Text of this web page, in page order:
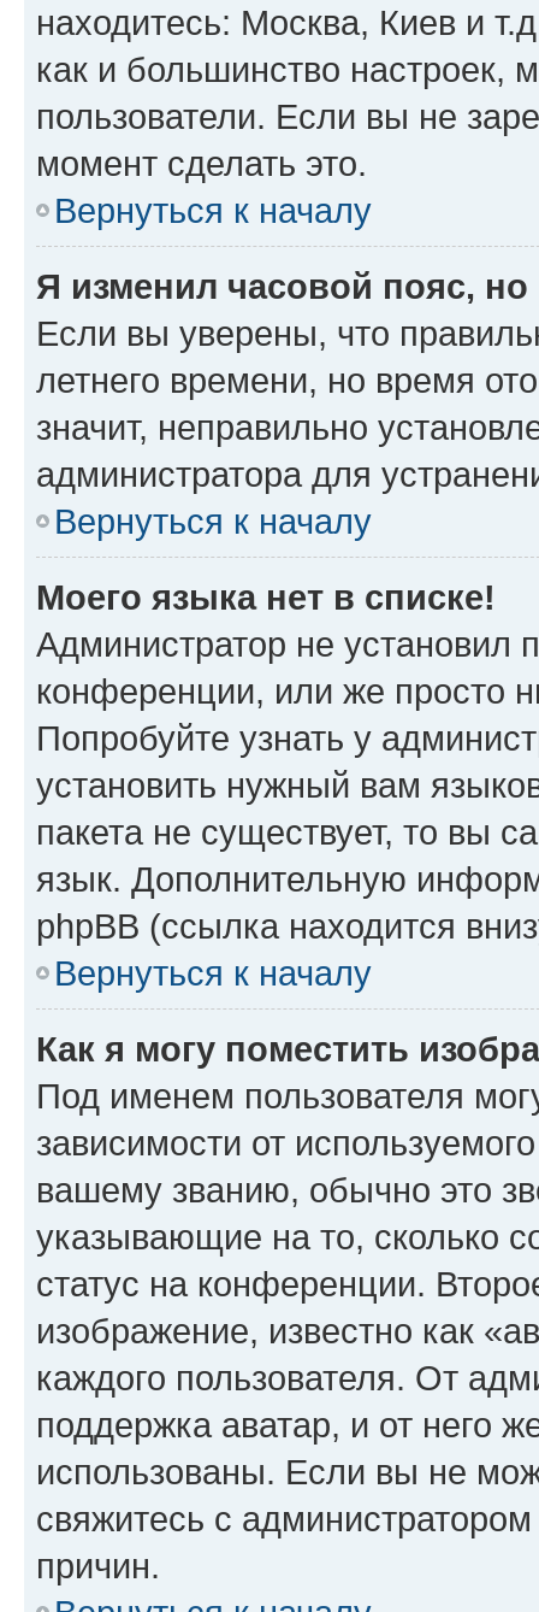
находитесь: Москва, Киев и
как и большинство настроек,
пользователи. Если вы не
момент сделать это.
Вернуться к началу
Я изменил часовой пояс,
Если вы уверены, что
летнего времени, но время
значит, неправильно
администратора для
Вернуться к началу
Моего языка нет в списке!
Администратор не установил
конференции, или же просто
Попробуйте узнать у
установить нужный вам
пакета не существует, то вы
язык. Дополнительную
phpBB (ссылка находится
Вернуться к началу
Как я могу поместить
Под именем пользователя
зависимости от
вашему званию, обычно это
указывающие на то, сколько
статус на конференции.
изображение, известно как
каждого пользователя. От
поддержка аватар, и от него
использованы. Если вы не
свяжитесь с
причин.